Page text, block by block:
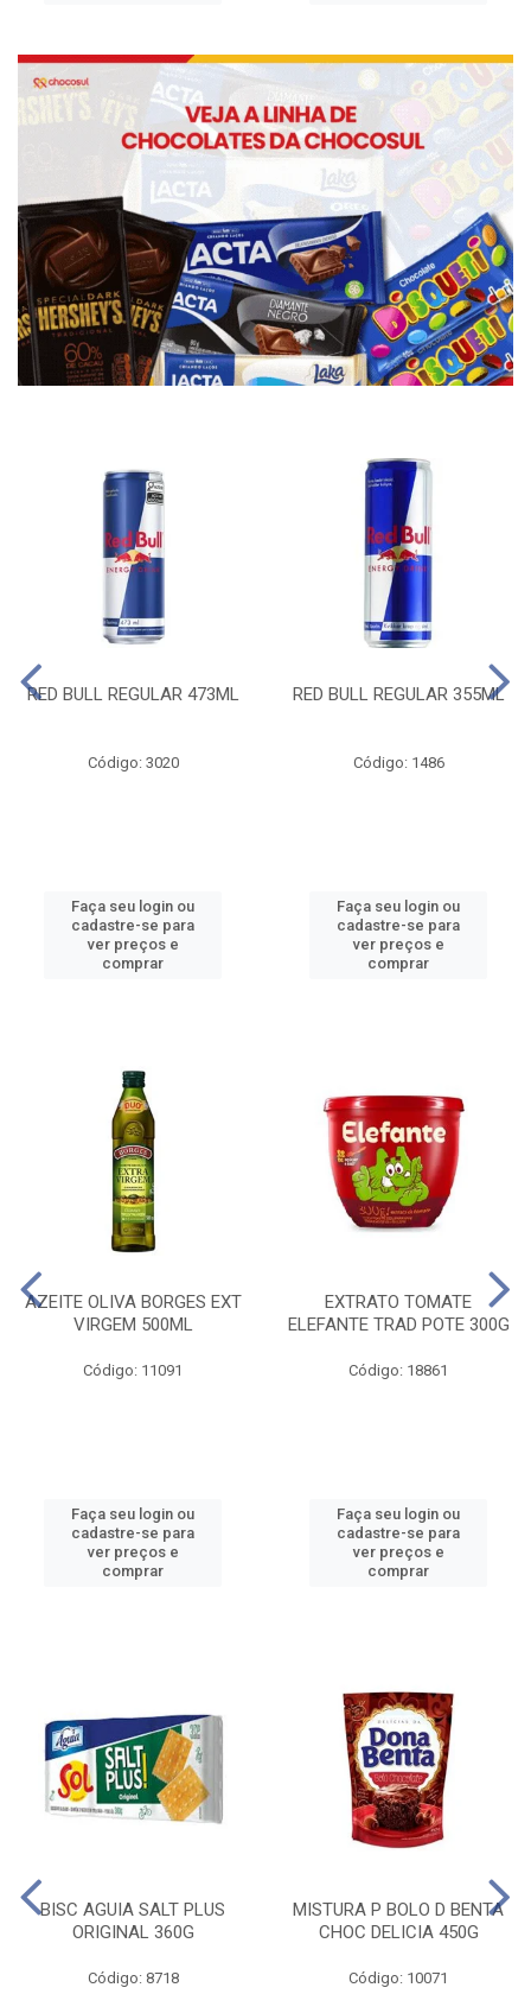
RED BULL REGULAR 473ML
Código: 3020
Faça seu login ou
cadastre-se para
ver preços e
comprar
RED BULL REGULAR 355ML
Código: 1486
Faça seu login ou
cadastre-se para
ver preços e
comprar
AZEITE OLIVA BORGES EXT
VIRGEM 500ML
Código: 11091
Faça seu login ou
cadastre-se para
ver preços e
comprar
EXTRATO TOMATE
ELEFANTE TRAD POTE 300G
Código: 18861
Faça seu login ou
cadastre-se para
ver preços e
comprar
BISC AGUIA SALT PLUS
ORIGINAL 360G
Código: 8718
MISTURA P BOLO D BENTA
CHOC DELICIA 450G
Código: 10071